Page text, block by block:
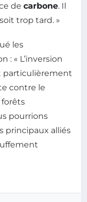
de carbone. Il
trop tard. »
les
: « L’inversion
particulièrement
contre le
pourrions
principaux alliés